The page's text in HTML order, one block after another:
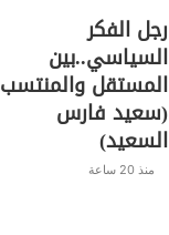
رجل الفكر
السياسي..بين
المستقل والمنتسب
(سعيد فارس
السعيد)
منذ 20 ساعة